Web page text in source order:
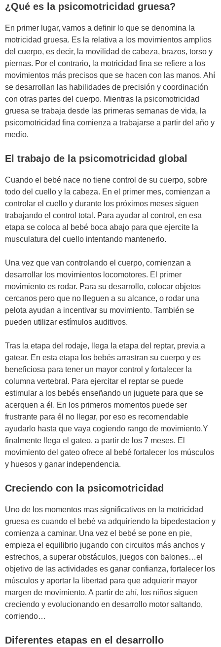
¿Qué es la psicomotricidad gruesa?
En primer lugar, vamos a definir lo que se denomina la
motricidad gruesa. Es la relativa a los movimientos amplios
del cuerpo, es decir, la movilidad de cabeza, brazos, torso y
piernas. Por el contrario, la motricidad fina se refiere a los
movimientos más precisos que se hacen con las manos. Ahí
se desarrollan las habilidades de precisión y coordinación
con otras partes del cuerpo. Mientras la psicomotricidad
gruesa se trabaja desde las primeras semanas de vida, la
psicomotricidad fina comienza a trabajarse a partir del año y
medio.
El trabajo de la psicomotricidad global
Cuando el bebé nace no tiene control de su cuerpo, sobre
todo del cuello y la cabeza. En el primer mes, comienzan a
controlar el cuello y durante los próximos meses siguen
trabajando el control total. Para ayudar al control, en esa
etapa se coloca al bebé boca abajo para que ejercite la
musculatura del cuello intentando mantenerlo.
Una vez que van controlando el cuerpo, comienzan a
desarrollar los movimientos locomotores. El primer
movimiento es rodar. Para su desarrollo, colocar objetos
cercanos pero que no lleguen a su alcance, o rodar una
pelota ayudan a incentivar su movimiento. También se
pueden utilizar estímulos auditivos.
Tras la etapa del rodaje, llega la etapa del reptar, previa a
gatear. En esta etapa los bebés arrastran su cuerpo y es
beneficiosa para tener un mayor control y fortalecer la
columna vertebral. Para ejercitar el reptar se puede
estimular a los bebés enseñando un juguete para que se
acerquen a él. En los primeros momentos puede ser
frustrante para él no llegar, por eso es recomendable
ayudarlo hasta que vaya cogiendo rango de movimiento.Y
finalmente llega el gateo, a partir de los 7 meses. El
movimiento del gateo ofrece al bebé fortalecer los músculos
y huesos y ganar independencia.
Creciendo con la psicomotricidad
Uno de los momentos mas significativos en la motricidad
gruesa es cuando el bebé va adquiriendo la bipedestacion y
comienza a caminar. Una vez el bebé se pone en pie,
empieza el equilibrio jugando con circuitos más anchos y
estrechos, a superar obstáculos, juegos con balones…el
objetivo de las actividades es ganar confianza, fortalecer los
músculos y aportar la libertad para que adquierir mayor
margen de movimiento. A partir de ahí, los niños siguen
creciendo y evolucionando en desarrollo motor saltando,
corriendo…
Diferentes etapas en el desarrollo